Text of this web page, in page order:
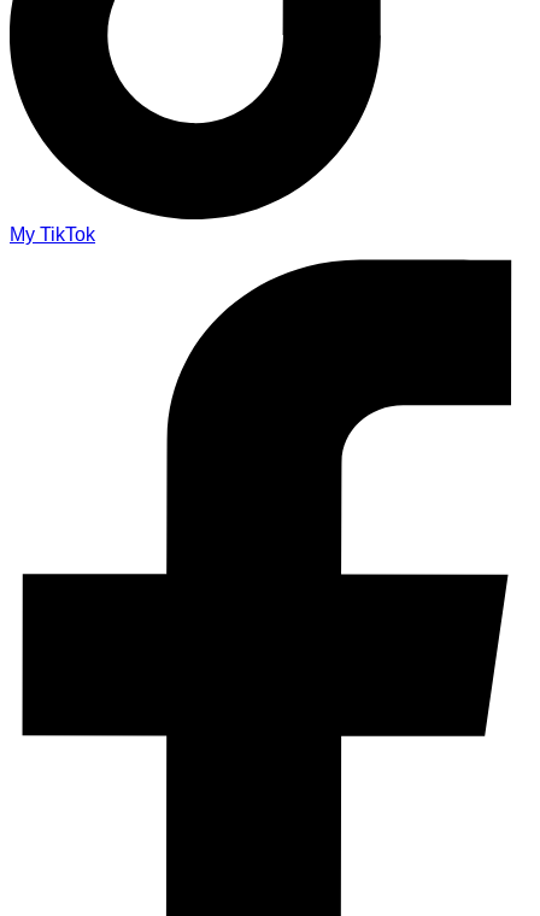
My TikTok